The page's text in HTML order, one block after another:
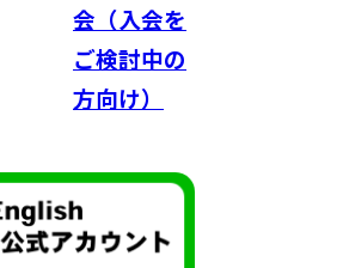
会（入会を
ご検討中の
方向け）